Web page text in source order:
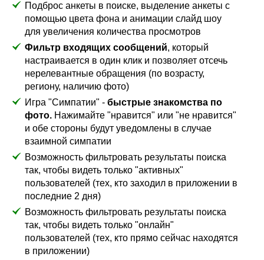
Подброс анкеты в поиске, выделение анкеты с
помощью цвета фона и анимации слайд шоу
для увеличения количества просмотров
Фильтр входящих сообщений, который
настраивается в один клик и позволяет отсечь
нерелевантные обращения (по возрасту,
региону, наличию фото)
Игра "Симпатии" -быстрые знакомства по
фото. Нажимайте "нравится" или "не нравится"
и обе стороны будут уведомлены в случае
взаимной симпатии
Возможность фильтровать результаты поиска
так, чтобы видеть только "активных"
пользователей (тех, кто заходил в приложении в
последние 2 дня)
Возможность фильтровать результаты поиска
так, чтобы видеть только "онлайн"
пользователей (тех, кто прямо сейчас находятся
в приложении)